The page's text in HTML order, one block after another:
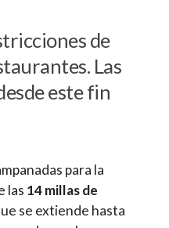
de
Las
este fin
para la
las 14 millas de
se extiende hasta